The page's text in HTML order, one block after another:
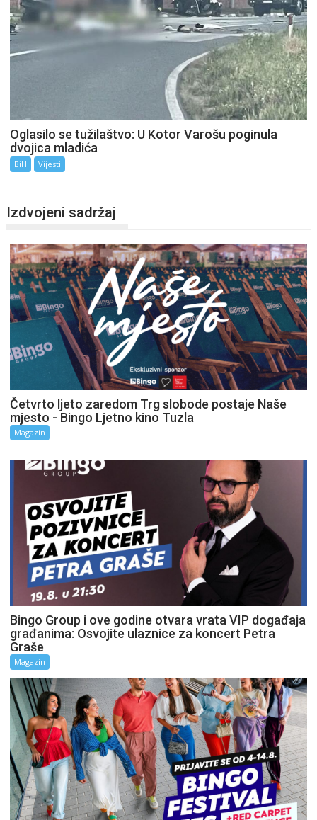
Oglasilo se tužilaštvo: U Kotor Varošu poginula
dvojica mladića
BiH Vijesti
Izdvojeni sadržaj
Četvrto ljeto zaredom Trg slobode postaje Naše
mjesto - Bingo Ljetno kino Tuzla
Magazin
Bingo Group i ove godine otvara vrata VIP događaja
građanima: Osvojite ulaznice za koncert Petra
Graše
Magazin